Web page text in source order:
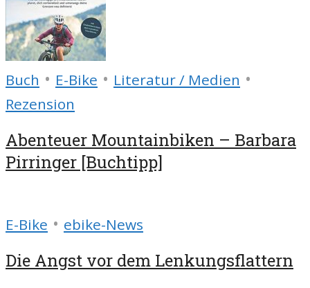
Buch • E-Bike • Literatur / Medien •
Rezension
Abenteuer Mountainbiken – Barbara
Pirringer [Buchtipp]
E-Bike • ebike-News
Die Angst vor dem Lenkungsflattern